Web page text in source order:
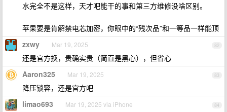
水完全不是这样，天才吧能干的事和第三方维修没啥区别。
苹果要是肯解禁电芯加密，你眼中的“残次品”和一等品一样能顶
82
zxwy Mar 19, 2025
还是官方换，贵确实贵（简直是黑心），但省心
83
Aaron325 Mar 19, 2025
降压锁容，还是官方吧
84
limao693 Mar 19, 2025 via iPhone